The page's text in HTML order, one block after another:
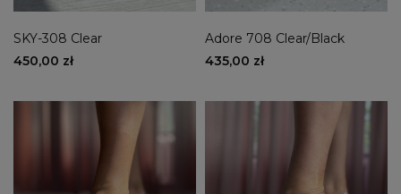
SKY-308 Clear
450,00 zł
Adore 708 Clear/Black
435,00 zł